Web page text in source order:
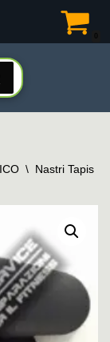
\ Nastri Tapis